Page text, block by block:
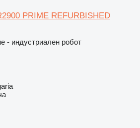
PRIME REFURBISHED
- индустриален робот